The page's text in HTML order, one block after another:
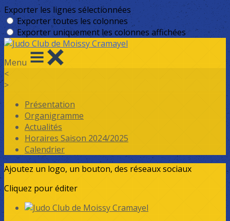
Exporter les lignes sélectionnées
Exporter toutes les colonnes
Exporter uniquement les colonnes affichées
Menu
<
>
Présentation
Organigramme
Actualités
Horaires Saison 2024/2025
Calendrier
Ajoutez un logo, un bouton, des réseaux sociaux
Cliquez pour éditer